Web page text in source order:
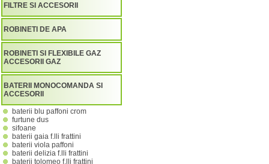
FILTRE SI ACCESORII
ROBINETI DE APA
ROBINETI SI FLEXIBILE GAZ
ACCESORII GAZ
BATERII MONOCOMANDA SI
ACCESORII
baterii blu paffoni crom
furtune dus
sifoane
baterii gaia f.lli frattini
baterii viola paffoni
baterii delizia f.lli frattini
baterii tolomeo f.lli frattini